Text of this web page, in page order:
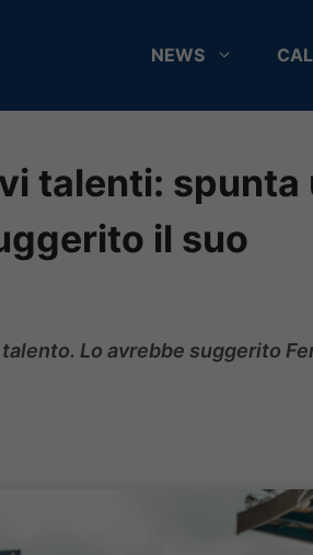
NEWS
talenti: spunta
il suo
Lo avrebbe suggerito